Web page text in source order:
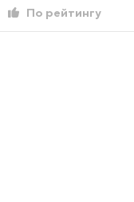
По рейтингу